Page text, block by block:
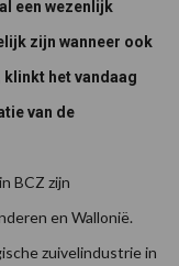
een wezenlijk
zijn wanneer ook
het vandaag
van de
BCZ zijn
en Wallonië.
zuivelindustrie in